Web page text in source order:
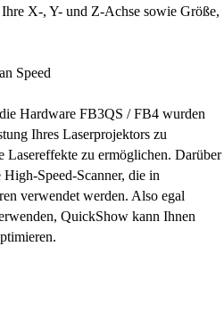
X-, Y- und Z-Achse sowie Größe,
Speed
Hardware FB3QS / FB4 wurden
Ihres Laserprojektors zu
Lasereffekte zu ermöglichen. Darüber
Speed-Scanner, die in
verwendet werden. Also egal
QuickShow kann Ihnen